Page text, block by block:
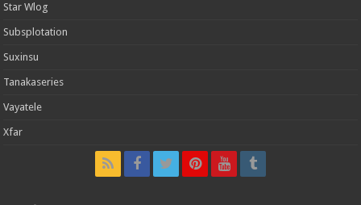
Star Wlog
Subsplotation
Suxinsu
Tanakaseries
Vayatele
Xfar